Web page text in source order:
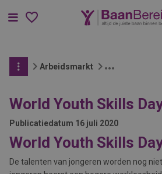
Menu
Arbeidsmarkt
World Youth Skills
Publicatiedatum 16 juli 2020
World Youth Skills
De talenten van jongeren worden nog